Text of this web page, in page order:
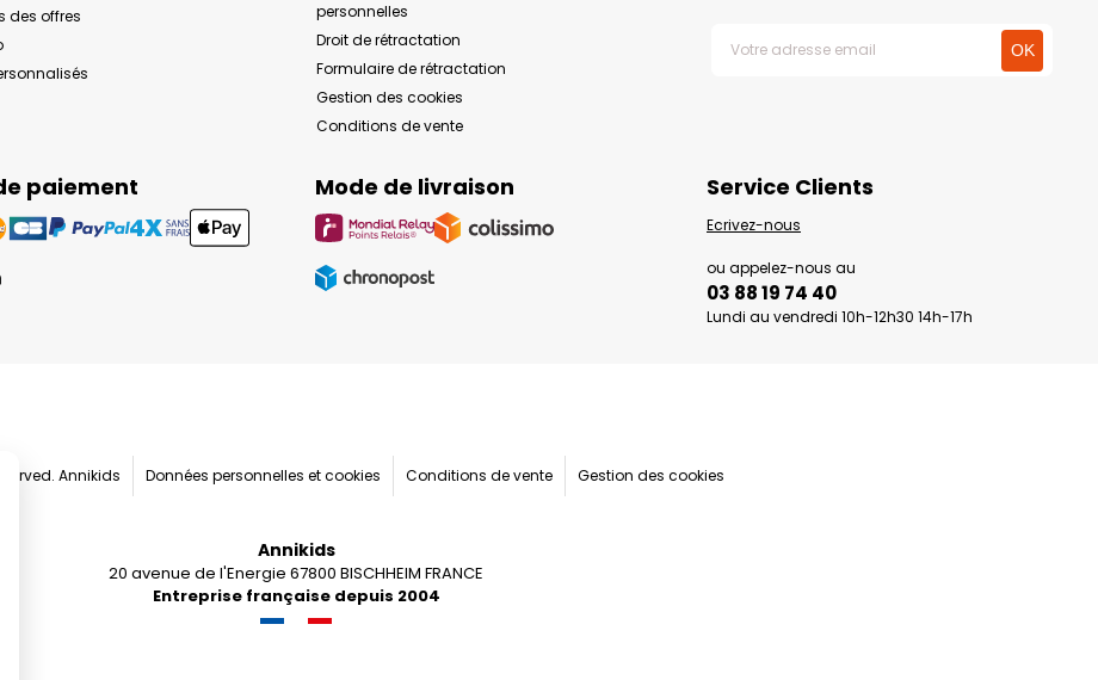
des offres
personnelles
Droit de rétractation
Formulaire de rétractation
Gestion des cookies
Conditions de vente
paiement Mode de livraison Service Clients
Ecrivez-nous
ou appelez-nous au
03 88 19 74 40
Lundi au vendredi 10h-12h30 14h-17h
Annikids Données personnelles et cookies Conditions de vente Gestion des cookies
Annikids
20 avenue de l'Energie 67800 BISCHHEIM FRANCE
Entreprise française depuis 2004